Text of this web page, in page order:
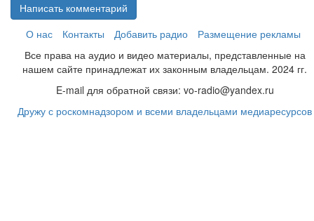
Написать комментарий
О нас
Контакты Добавить радио
Размещение рекламы
Все права на аудио и видео материалы, представленные на
нашем сайте принадлежат их законным владельцам. 2024 гг.
E-mail для обратной связи: vo-radio@yandex.ru
Дружу с роскомнадзором и всеми владельцами медиаресурсов